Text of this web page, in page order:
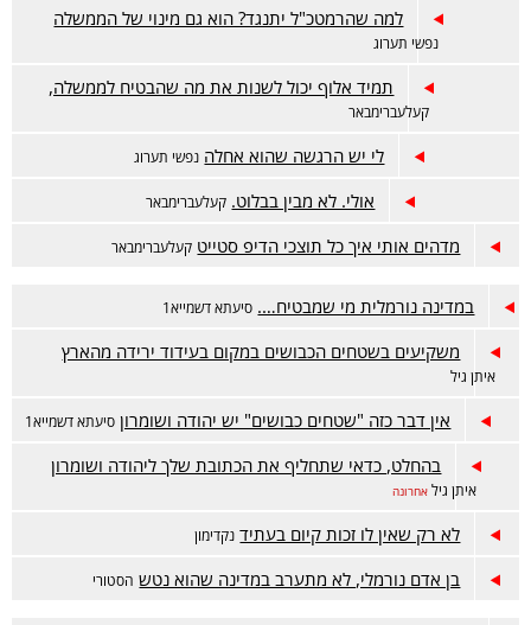
למה שהרמטכ"ל יתנגד? הוא גם מינוי של הממשלה
נפשי תערוג
תמיד אלוף יכול לשנות את מה שהבטיח לממשלה,
קעלעברימבאר
לי יש הרגשה שהוא אחלה נפשי תערוג
אולי. לא מבין בבלוט. קעלעברימבאר
מדהים אותי איך כל תוצכי הדיפ סטייט קעלעברימבאר
במדינה נורמלית מי שמבטיח…. סיעתא דשמייא1
משקיעים בשטחים הכבושים במקום בעידוד ירידה מהארץ
איתן גיל
אין דבר כזה "שטחים כבושים" יש יהודה ושומרון סיעתא דשמייא1
בהחלט, כדאי שתחליף את הכתובת שלך ליהודה ושומרון
איתן גיל אחרונה
לא רק שאין לו זכות קיום בעתיד נקדימון
בן אדם נורמלי, לא מתערב במדינה שהוא נטש הסטורי